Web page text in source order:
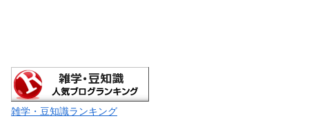
雑学・豆知識ランキング